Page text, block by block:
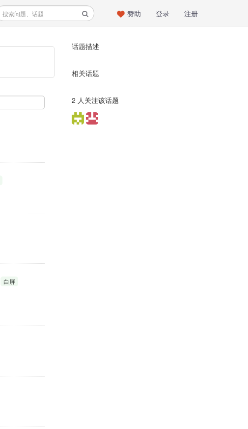
注册
登录
赞助
白屏
话题描述
相关话题
2 人关注该话题